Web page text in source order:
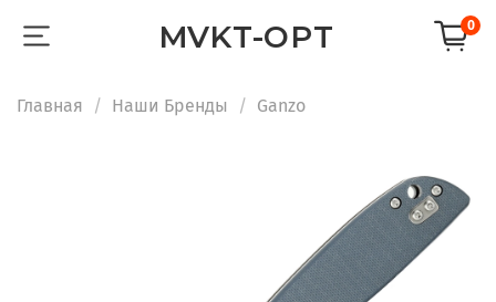
MVKT-OPT 0
Главная Наши Бренды Ganzo